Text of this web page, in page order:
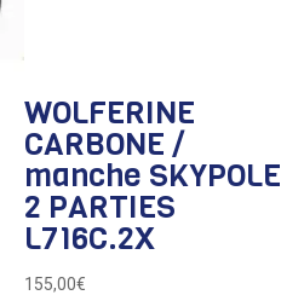
WOLFERINE
CARBONE /
manche SKYPOLE
2 PARTIES
L716C.2X
155,00€